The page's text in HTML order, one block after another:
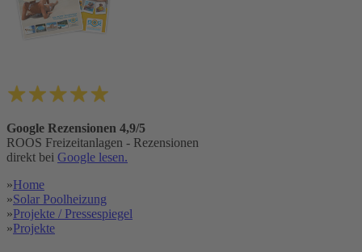
Google Rezensionen 4,9/5
ROOS Freizeitanlagen - Rezensionen
direkt bei Google lesen.
»Home
»Solar Poolheizung
»Projekte / Pressespiegel
»Projekte